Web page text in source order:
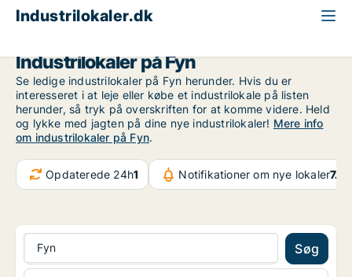
Industrilokaler.dk
Industrilokaler på Fyn
Se ledige industrilokaler på Fyn herunder. Hvis du er
interesseret i at leje eller købe et industrilokale på listen
herunder, så tryk på overskriften for at komme videre. Held
og lykke med jagten på dine nye industrilokaler! Mere info
om industrilokaler på Fyn.
Opdaterede 24h1 Notifikationer om nye lokaler
Fyn Søg